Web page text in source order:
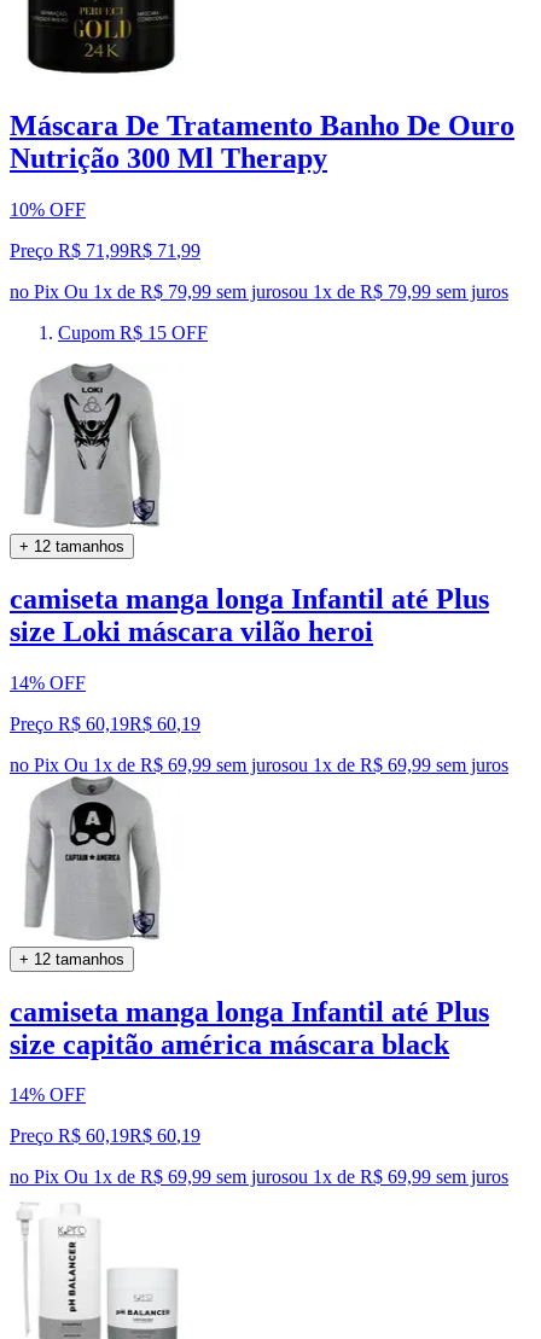
Máscara De Tratamento Banho De Ouro
Nutrição 300 Ml Therapy
10% OFF
Preço R$ 71,99R$ 71 ,99
no Pix Ou 1x de R$ 79,99 sem jurosou 1x de R$ 79,99 sem juros
Cupom R$ 15 OFF
+ 12 tamanhos
camiseta manga longa Infantil até Plus
size Loki máscara vilão heroi
14% OFF
Preço R$ 60,19R$ 60,19
no Pix Ou 1x de R$ 69,99 sem jurosou 1x de R$ 69,99 sem juros
+ 12 tamanhos
camiseta manga longa Infantil até Plus
size capitão américa máscara black
14% OFF
Preço R$ 60,19R$ 60,19
no Pix Ou 1x de R$ 69,99 sem jurosou 1x de R$ 69,99 sem juros